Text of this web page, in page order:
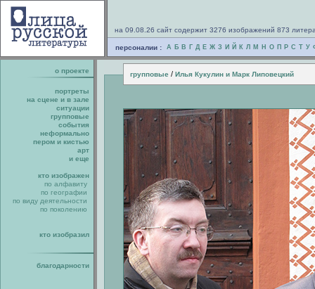
на 09.08.26 сайт содержит 3276 изображений 873
персоналии : А Б В Г Д Е Ж З И Й К Л М Н О П Р С Т У
о проекте групповые / Илья Кукулин и Марк Липовецкий
портреты
на сцене и в зале
ситуации
групповые
события
неформально
пером и кистью
арт
и еще
кто изображен
по алфавиту
по географии
по виду деятельности
по поколению
кто изобразил
благодарности